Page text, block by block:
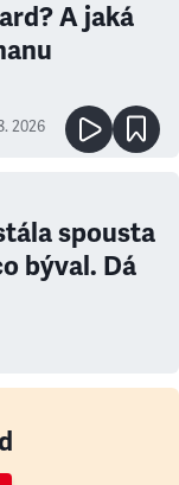
A jaká
2026
spousta
býval. Dá